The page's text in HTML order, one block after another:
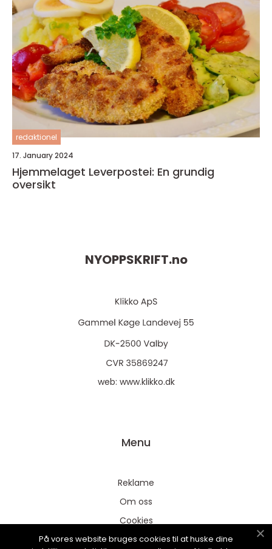
redaktionel
17. January 2024
Hjemmelaget Leverpostei: En grundig
oversikt
NYOPPSKRIFT.no
web: www.klikko.dk
Menu
Reklame
Om oss
Cookies
Kontakt Oss
På vores website bruges cookies til at huske dine